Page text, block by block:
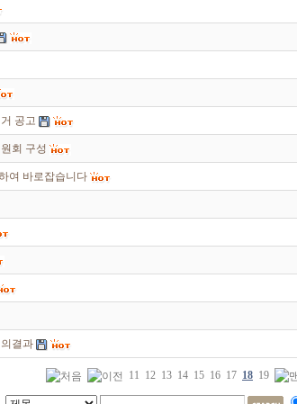
공고
회 구성
여 바로잡습니다
결과
11 12 13 14 15 16 17 18 19